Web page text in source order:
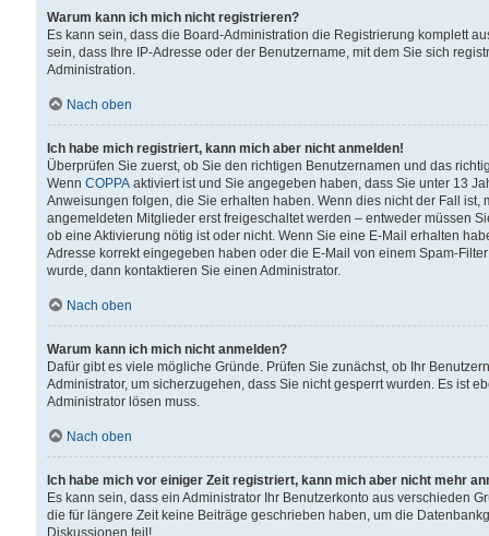
Warum kann ich mich nicht registrieren?
Es kann sein, dass die Board-Administration die Registrierung komplett
sein, dass Ihre IP-Adresse oder der Benutzername, mit dem Sie sich
Administration.
Nach oben
Ich habe mich registriert, kann mich aber nicht anmelden!
Überprüfen Sie zuerst, ob Sie den richtigen Benutzernamen und das
Wenn COPPA aktiviert ist und Sie angegeben haben, dass Sie unter 13
Anweisungen folgen, die Sie erhalten haben. Wenn dies nicht der Fall
angemeldeten Mitglieder erst freigeschaltet werden – entweder müssen
ob eine Aktivierung nötig ist oder nicht. Wenn Sie eine E-Mail erhalten
Adresse korrekt eingegeben haben oder die E-Mail von einem Spam-
wurde, dann kontaktieren Sie einen Administrator.
Nach oben
Warum kann ich mich nicht anmelden?
Dafür gibt es viele mögliche Gründe. Prüfen Sie zunächst, ob Ihr
Administrator, um sicherzugehen, dass Sie nicht gesperrt wurden. Es ist
Administrator lösen muss.
Nach oben
Ich habe mich vor einiger Zeit registriert, kann mich aber nicht mehr
Es kann sein, dass ein Administrator Ihr Benutzerkonto aus verschieden
die für längere Zeit keine Beiträge geschrieben haben, um die
Diskussionen teil!